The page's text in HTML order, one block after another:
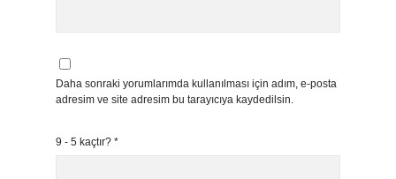
Daha sonraki yorumlarımda kullanılması için adım, e-posta
adresim ve site adresim bu tarayıcıya kaydedilsin.
9 - 5 kaçtır? *